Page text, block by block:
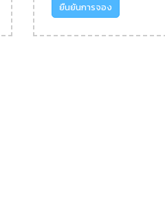
ยืนยันการจอง